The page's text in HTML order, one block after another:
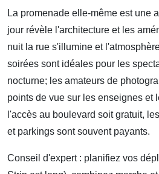
La promenade elle-même est une
jour révèle l'architecture et les
nuit la rue s'illumine et
soirées sont idéales pour les
nocturne; les amateurs de
points de vue sur les enseignes et
l'accès au boulevard soit gratuit,
et parkings sont souvent payants.
Conseil d'expert : planifiez vos